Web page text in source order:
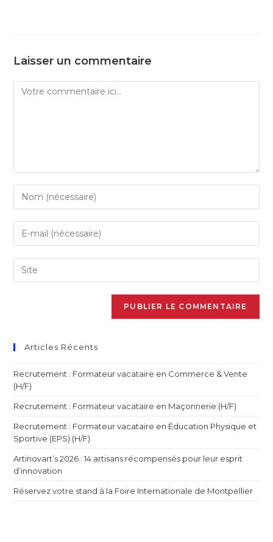
Laisser un commentaire
Articles Récents
Recrutement : Formateur vacataire en Commerce & Vente
(H/F)
Recrutement : Formateur vacataire en Maçonnerie (H/F)
Recrutement : Formateur vacataire en Éducation Physique et
Sportive (EPS) (H/F)
Artinovart’s 2026 : 14 artisans récompensés pour leur esprit
d’innovation
Réservez votre stand à la Foire Internationale de Montpellier